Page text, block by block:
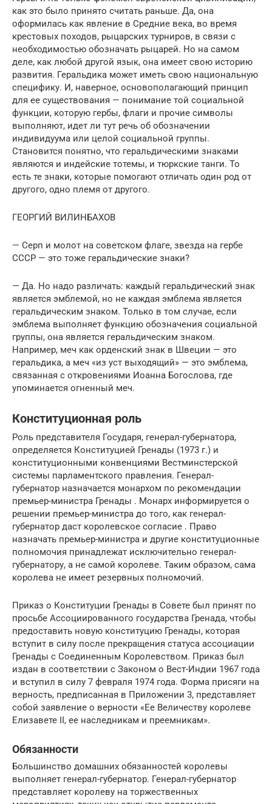
как это было принято считать раньше. Да, она
оформилась как явление в Средние века, во время
крестовых походов, рыцарских турниров, в связи с
необходимостью обозначать рыцарей. Но на самом
деле, как любой другой язык, она имеет свою историю
развития. Геральдика может иметь свою национальную
специфику. И, наверное, основополагающий принцип
для ее существования — понимание той социальной
функции, которую гербы, флаги и прочие символы
выполняют, идет ли тут речь об обозначении
индивидуума или целой социальной группы.
Становится понятно, что геральдическими знаками
являются и индейские тотемы, и тюркские танги. То
есть те знаки, которые помогают отличать один род от
другого, одно племя от другого.
ГЕОРГИЙ ВИЛИНБАХОВ
— Серп и молот на советском флаге, звезда на гербе
СССР — это тоже геральдические знаки?
— Да. Но надо различать: каждый геральдический знак
является эмблемой, но не каждая эмблема является
геральдическим знаком. Только в том случае, если
эмблема выполняет функцию обозначения социальной
группы, она является геральдическим знаком.
Например, меч как орденский знак в Швеции — это
геральдика, а меч «из уст выходящий» — это эмблема,
связанная с откровениями Иоанна Богослова, где
упоминается огненный меч.
Конституционная роль
Роль представителя Государя, генерал-губернатора,
определяется Конституцией Гренады (1973 г.) и
конституционными конвенциями Вестминстерской
системы парламентского правления. Генерал-
губернатор назначается монархом по рекомендации
премьер-министра Гренады . Монарх информируется о
решении премьер-министра до того, как генерал-
губернатор даст королевское согласие . Право
назначать премьер-министра и другие конституционные
полномочия принадлежат исключительно генерал-
губернатору, а не самой королеве. Таким образом, сама
королева не имеет резервных полномочий.
Приказ о Конституции Гренады в Совете был принят по
просьбе Ассоциированного государства Гренада, чтобы
предоставить новую конституцию Гренады, которая
вступит в силу после прекращения статуса ассоциации
Гренады с Соединенным Королевством. Приказ был
издан в соответствии с Законом о Вест-Индии 1967 года
и вступил в силу 7 февраля 1974 года. Форма присяги на
верность, предписанная в Приложении 3, представляет
собой заявление о верности «Ее Величеству королеве
Елизавете II, ее наследникам и преемникам».
Обязанности
Большинство домашних обязанностей королевы
выполняет генерал-губернатор. Генерал-губернатор
представляет королеву на торжественных